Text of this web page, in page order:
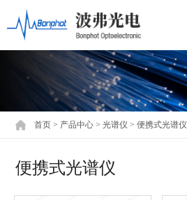
首页 > 产品中心 >光谱仪 >便携式光谱仪
便携式光谱仪